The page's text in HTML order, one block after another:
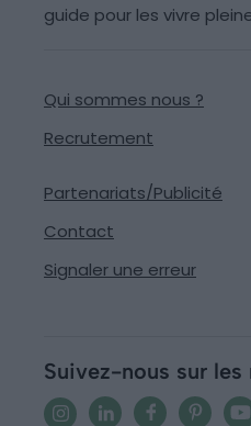
guide pour les vivre
Qui sommes nous ?
Recrutement
Partenariats/Publicité
Contact
Signaler une erreur
Suivez-nous sur les